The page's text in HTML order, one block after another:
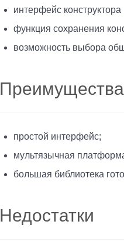
интерфейс
функция сохранения
возможность выбора
Преимущества
простой интерфейс;
мультязычная
большая библиотека
Недостатки